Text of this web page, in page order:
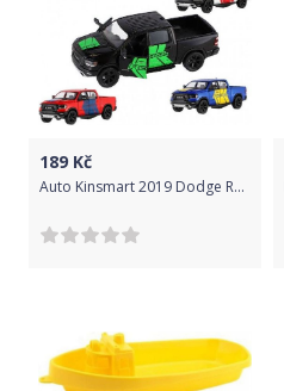
189 Kč
Auto Kinsmart 2019 Dodge RAM 1500 13 cm, kov/plast